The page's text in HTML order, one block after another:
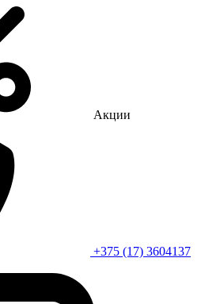
Акции
+375 (17) 3604137